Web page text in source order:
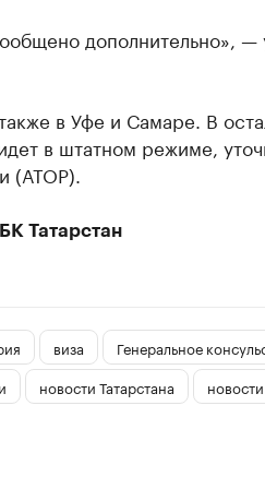
дополнительно», —
в Уфе и Самаре. В
в штатном режиме,
(АТОР).
Татарстан
виза
Генеральное
новости Татарстана